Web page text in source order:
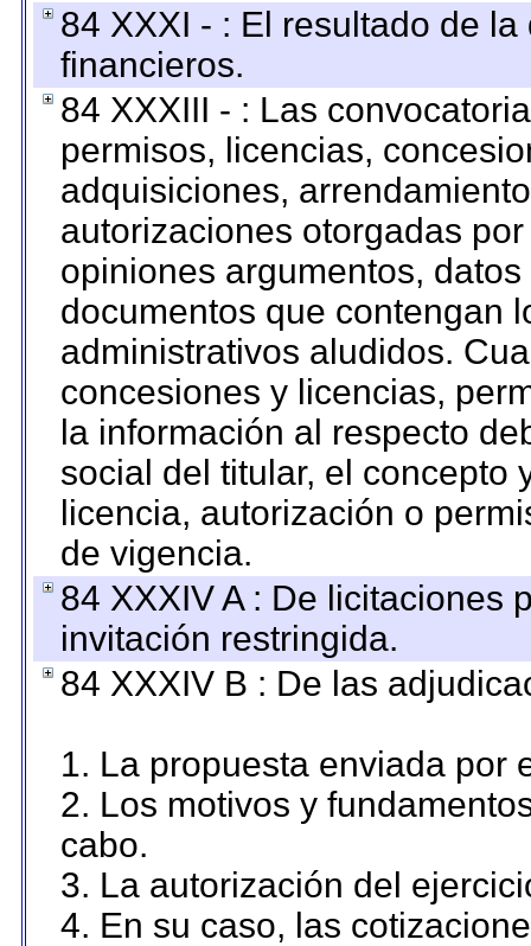
84 XXXI - : El resultado de
financieros.
84 XXXIII - : Las
permisos, licencias,
adquisiciones,
autorizaciones otorgadas
opiniones argumentos,
documentos que contengan
administrativos aludidos.
concesiones y licencias,
la información al respecto
social del titular, el concepto
licencia, autorización o
de vigencia.
84 XXXIV A : De licitaciones
invitación restringida.
84 XXXIV B : De las
1. La propuesta enviada por
2. Los motivos y
cabo.
3. La autorización del
4. En su caso, las